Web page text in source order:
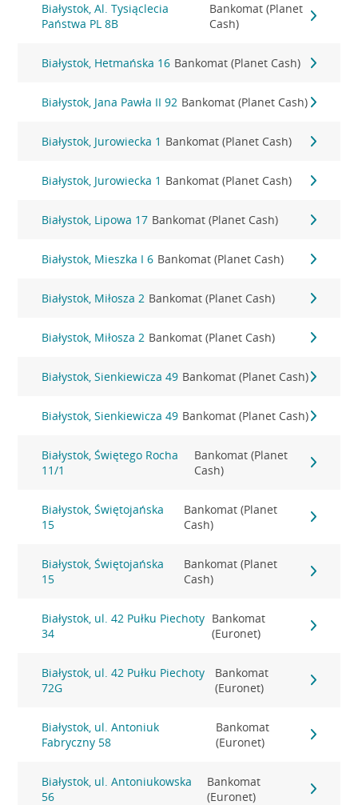
Białystok, Al. Tysiąclecia
Państwa PL 8B
Bankomat (Planet
Cash)
Białystok, Hetmańska 16 Bankomat (Planet Cash)
Białystok, Jana Pawła II 92 Bankomat (Planet Cash)
Białystok, Jurowiecka 1 Bankomat (Planet Cash)
Białystok, Jurowiecka 1 Bankomat (Planet Cash)
Białystok, Lipowa 17 Bankomat (Planet Cash)
Białystok, Mieszka I 6 Bankomat (Planet Cash)
Białystok, Miłosza 2 Bankomat (Planet Cash)
Białystok, Miłosza 2 Bankomat (Planet Cash)
Białystok, Sienkiewicza 49 Bankomat (Planet Cash)
Białystok, Sienkiewicza 49 Bankomat (Planet Cash)
Białystok, Świętego Rocha
11/1
Bankomat (Planet
Cash)
Białystok, Świętojańska
15
Bankomat (Planet
Cash)
Białystok, Świętojańska
15
Bankomat (Planet
Cash)
Białystok, ul. 42 Pułku Piechoty
34
Bankomat
(Euronet)
Białystok, ul. 42 Pułku Piechoty
72G
Bankomat
(Euronet)
Białystok, ul. Antoniuk
Fabryczny 58
Bankomat
(Euronet)
Białystok, ul. Antoniukowska
56
Bankomat
(Euronet)